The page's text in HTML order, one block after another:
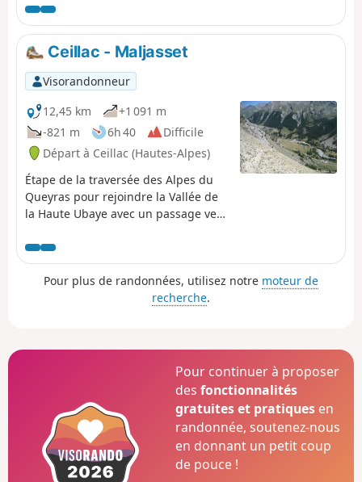
randonner en admirant les différents paysages sans
toujours être concentré sur une carte IGN. Les régions
traversées sont le Queyras, la Haute Ubaye, le
Mercantour, la Haute Tinée, la Vésubie et l'arrière Pays
Niçois.
Ceillac - Maljasset
Visorandonneur
12,45 km
+1 091 m
-821 m
6h 40
Difficile
Départ à Ceillac (Hautes-Alpes)
Étape de la traversée des Alpes du
Queyras pour rejoindre la Vallée de
la Haute Ubaye avec un passage vers
Pour plus de randonnées, utilisez notre moteur de
recherche.
Pour continuer à proposer
desfonctionnalités
gratuites et pratiques en
randonnée, soutenez-nous
en donnant un petit coup
de pouce !